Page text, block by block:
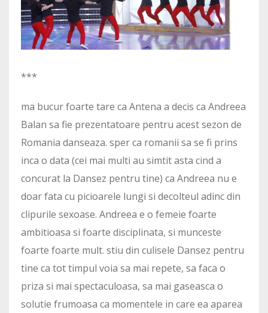
***
ma bucur foarte tare ca Antena a decis ca Andreea
Balan sa fie prezentatoare pentru acest sezon de
Romania danseaza. sper ca romanii sa se fi prins
inca o data (cei mai multi au simtit asta cind a
concurat la Dansez pentru tine) ca Andreea nu e
doar fata cu picioarele lungi si decolteul adinc din
clipurile sexoase. Andreea e o femeie foarte
ambitioasa si foarte disciplinata, si munceste
foarte foarte mult. stiu din culisele Dansez pentru
tine ca tot timpul voia sa mai repete, sa faca o
priza si mai spectaculoasa, sa mai gaseasca o
solutie frumoasa ca momentele in care ea aparea